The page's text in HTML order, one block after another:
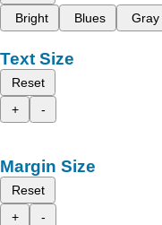
Bright
Blues Gray
Text Size
Reset
+
-
Margin Size
Reset
+
-